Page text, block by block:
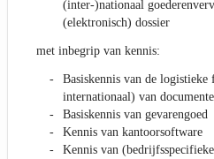
(inter-)nationaal
(elektronisch) dossier
met inbegrip van kennis:
Basiskennis van de
internationaal) van
Basiskennis van gevarengoed
Kennis van kantoorsoftware
Kennis van